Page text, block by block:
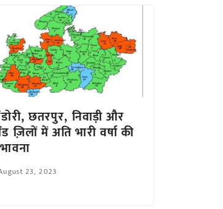
छतरपुर, निवाड़ी और
ज़िलों में अति भारी वर्षा की
23, 2023